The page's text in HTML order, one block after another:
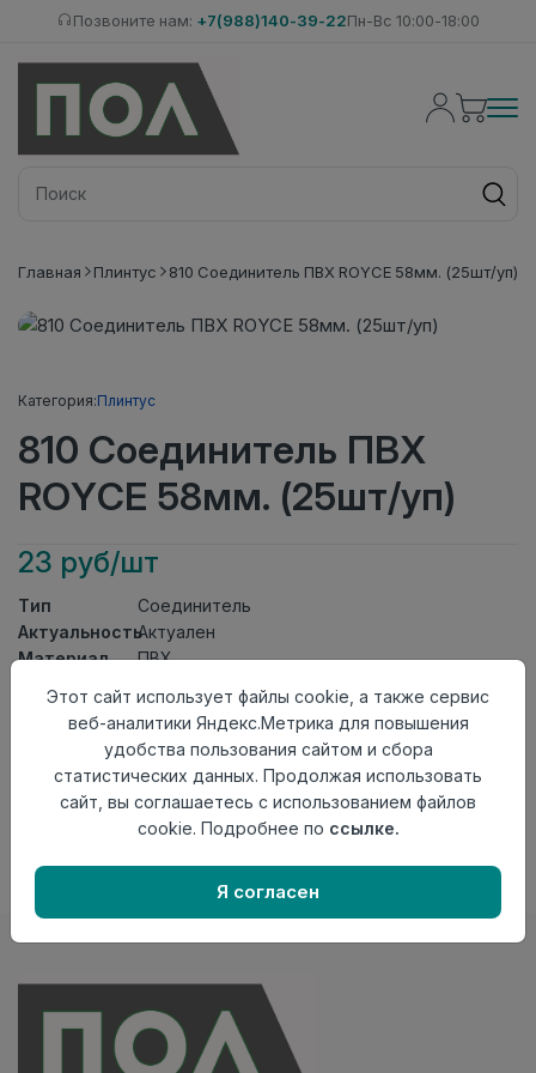
Позвоните нам: +7(988)140-39-22Пн-Вс 10:00-18:00
Главная Плинтус 810 Соединитель ПВХ ROYCE 58мм. (25шт/уп)
Категория:Плинтус
810 Соединитель ПВХ
ROYCE 58мм. (25шт/уп)
23 руб/шт
Тип
Соединитель
АктуальностьАктуален
Материал
ПВХ
Осталось194 шт
Добавить в корзину
Внимание! Внешний вид товара может отличаться от
представленного на настоящем сайте. Проверяйте
наличие необходимых характеристик и комплектации
Этот сайт использует файлы cookie, а также сервис
веб-аналитики Яндекс.Метрика для повышения
удобства пользования сайтом и сбора
статистических данных. Продолжая использовать
сайт, вы соглашаетесь с использованием файлов
cookie. Подробнее по ссылке.
Я согласен